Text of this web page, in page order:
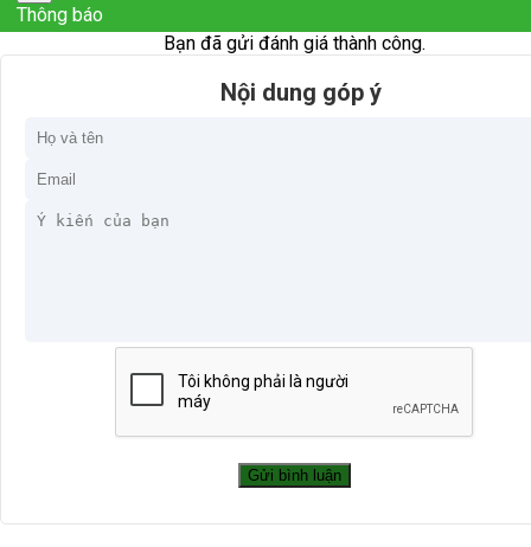
Thông báo
Bạn đã gửi đánh giá thành công.
Nội dung góp ý